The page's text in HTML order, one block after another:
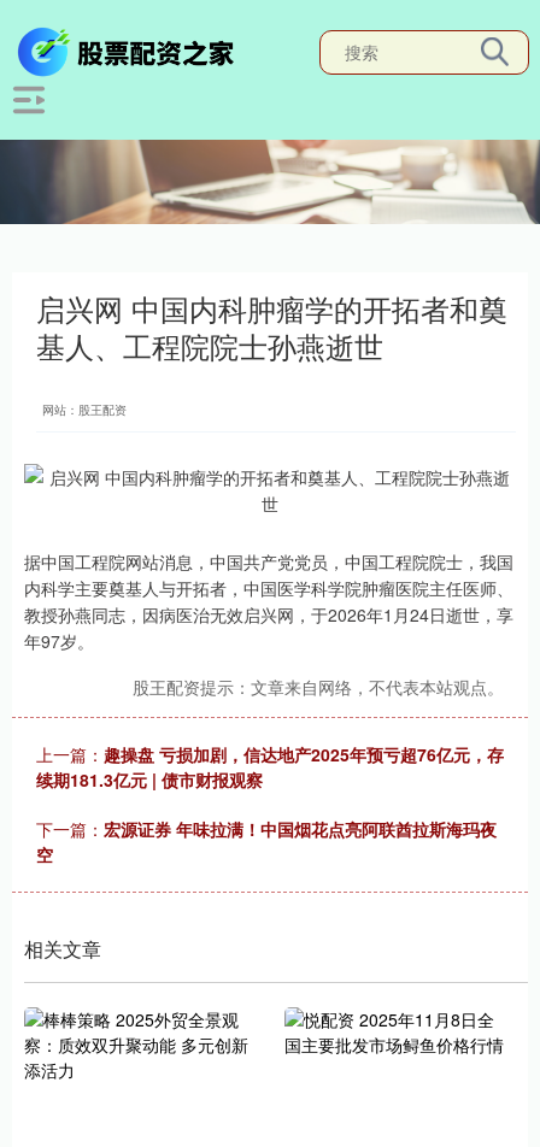
启兴网 中国内科肿瘤学的开拓者和奠
基人、工程院院士孙燕逝世
网站：股王配资
据中国工程院网站消息，中国共产党党员，中国工程院院士，我国
内科学主要奠基人与开拓者，中国医学科学院肿瘤医院主任医师、
教授孙燕同志，因病医治无效启兴网，于2026年1月24日逝世，享
年97岁。
股王配资提示：文章来自网络，不代表本站观点。
上一篇： 趣操盘 亏损加剧，信达地产2025年预亏超76亿元，存
续期181.3亿元 | 债市财报观察
下一篇： 宏源证券 年味拉满！中国烟花点亮阿联酋拉斯海玛夜
空
相关文章